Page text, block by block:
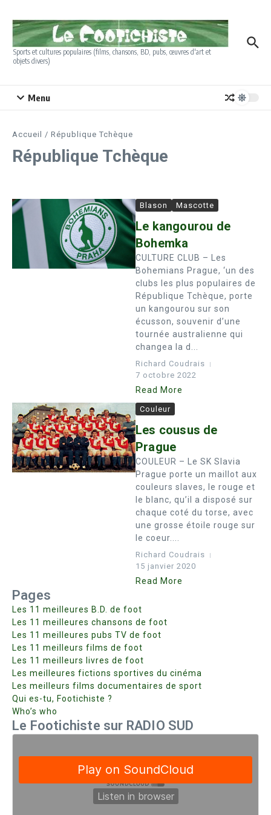
Sports et cultures populaires (films, chansons, BD, pubs, œuvres d'art et
objets divers)
Menu
Accueil / République Tchèque
République Tchèque
Blason Mascotte
Le kangourou de
Bohemka
CULTURE CLUB – Les
Bohemians Prague, ‘un des
clubs les plus populaires de
République Tchèque, porte
un kangourou sur son
écusson, souvenir d’une
tournée australienne qui
changea la d...
Richard Coudrais
7 octobre 2022
Read More
Couleur
Les cousus de
Prague
COULEUR – Le SK Slavia
Prague porte un maillot aux
couleurs slaves, le rouge et
le blanc, qu’il a disposé sur
chaque coté du torse, avec
une grosse étoile rouge sur
le coeur....
Richard Coudrais
15 janvier 2020
Read More
Pages
Les 11 meilleures B.D. de foot
Les 11 meilleures chansons de foot
Les 11 meilleures pubs TV de foot
Les 11 meilleurs films de foot
Les 11 meilleurs livres de foot
Les meilleures fictions sportives du cinéma
Les meilleurs films documentaires de sport
Qui es-tu, Footichiste ?
Who’s who
Le Footichiste sur RADIO SUD